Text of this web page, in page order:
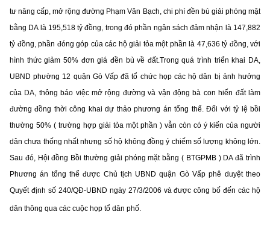
tư nâng cấp, mở rộng đường Phạm Văn Bạch, chi phí đền bù giải phóng mặt
bằng DA là 195,518 tỷ đồng, trong đó phần ngân sách đảm nhận là 147,882
tỷ đồng, phần đóng góp của các hộ giải tỏa một phần là 47,636 tỷ đồng, với
hình thức giảm 50% đơn giá đền bù về đất.Trong quá trình triển khai DA,
UBND phường 12 quận Gò Vấp đã tổ chức họp các hộ dân bị ảnh hưởng
của DA, thông báo việc mở rộng đường và vận động bà con hiến đất làm
đường đồng thời công khai dự thảo phương án tổng thể. Đối với tỷ lệ bồi
thường 50% ( trường hợp giải tỏa một phần ) vẫn còn có ý kiến của người
dân chưa thống nhất nhưng số hộ không đồng ý chiếm số lượng không lớn.
Sau đó, Hội đồng Bồi thường giải phóng mặt bằng ( BTGPMB ) DA đã trình
Phương án tổng thể được Chủ tịch UBND quận Gò Vấp phê duyệt theo
Quyết định số 240/QĐ-UBND ngày 27/3/2006 và được công bố đến các hộ
dân thông qua các cuộc họp tổ dân phố.